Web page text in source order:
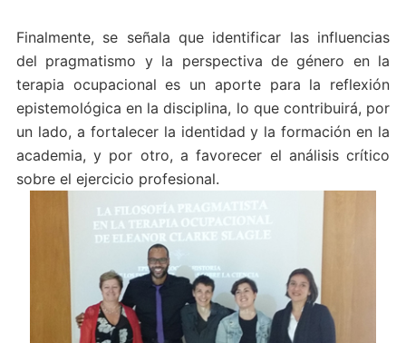
Finalmente, se señala que identificar las influencias
del pragmatismo y la perspectiva de género en la
terapia ocupacional es un aporte para la reflexión
epistemológica en la disciplina, lo que contribuirá, por
un lado, a fortalecer la identidad y la formación en la
academia, y por otro, a favorecer el análisis crítico
sobre el ejercicio profesional.